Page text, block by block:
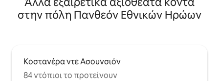
στην πόλη Πανθεόν Εθνικών Ηρώων
Κοστανέρα ντε Ασουνσιόν
84 ντόπιοι το προτείνουν